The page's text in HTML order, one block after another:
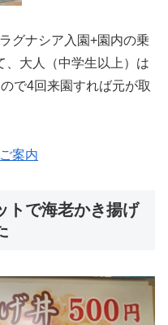
グナシア入園+園内の乗
、大人（中学生以上）は
で4回来園すれば元が取
案内
トで海老かき揚げ